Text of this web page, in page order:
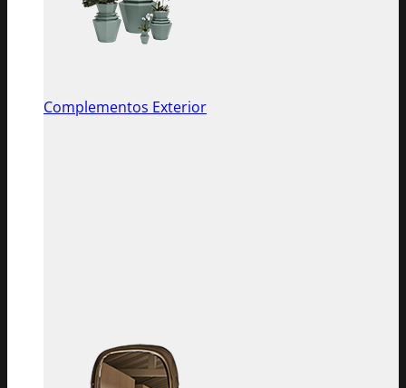
Complementos Exterior